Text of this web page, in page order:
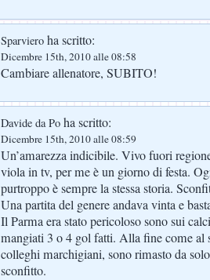
Sparviero ha scritto:
Dicembre 15th, 2010 alle 08:58
Cambiare allenatore, SUBITO!
Davide da Po ha scritto:
Dicembre 15th, 2010 alle 08:59
Un’amarezza indicibile. Vivo fuori
viola in tv, per me è un giorno di festa.
purtroppo è sempre la stessa storia.
Una partita del genere andava vinta e
Il Parma era stato pericoloso sono sui
mangiati 3 o 4 gol fatti. Alla fine come al
colleghi marchigiani, sono rimasto da
sconfitto.